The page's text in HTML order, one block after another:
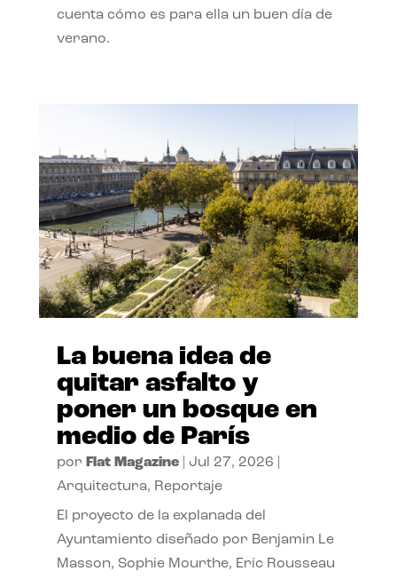
cuenta cómo es para ella un buen día de
verano.
La buena idea de
quitar asfalto y
poner un bosque en
medio de París
por Flat Magazine| Jul 27, 2026
Arquitectura, Reportaje
El proyecto de la explanada del
Ayuntamiento diseñado por Benjamin Le
Masson, Sophie Mourthe, Eric Rousseau